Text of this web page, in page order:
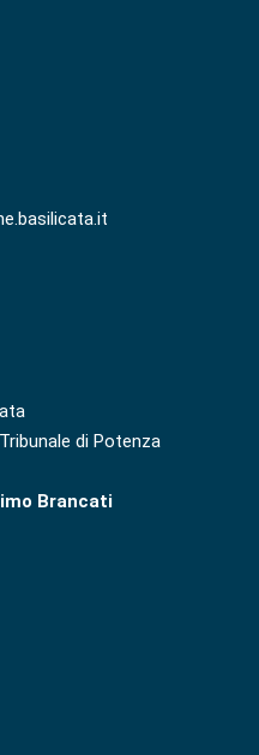
di Potenza
Brancati